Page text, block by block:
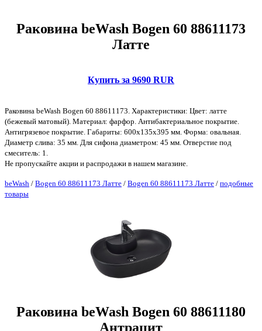
Раковина beWash Bogen 60 88611173
Латте
Купить за 9690 RUR
Раковина beWash Bogen 60 88611173. Характеристики: Цвет: латте
(бежевый матовый). Материал: фарфор. Антибактериальное покрытие.
Антигрязевое покрытие. Габариты: 600х135х395 мм. Форма: овальная.
Диаметр слива: 35 мм. Для сифона диаметром: 45 мм. Отверстие под
смеситель: 1.
Не пропускайте акции и распродажи в нашем магазине.
beWash / Bogen 60 88611173 Латте / Bogen 60 88611173 Латте / подобные
товары
Раковина beWash Bogen 60 88611180
Антрацит